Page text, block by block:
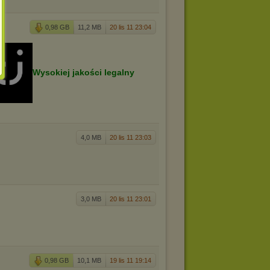
0,98 GB 11,2 MB 20 lis 11 23:04
Wysokiej jakości legalny
4,0 MB 20 lis 11 23:03
3,0 MB 20 lis 11 23:01
0,98 GB 10,1 MB 19 lis 11 19:14